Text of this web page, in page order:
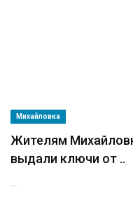
Михайловка
Жителям
выдали ключи от ..
...